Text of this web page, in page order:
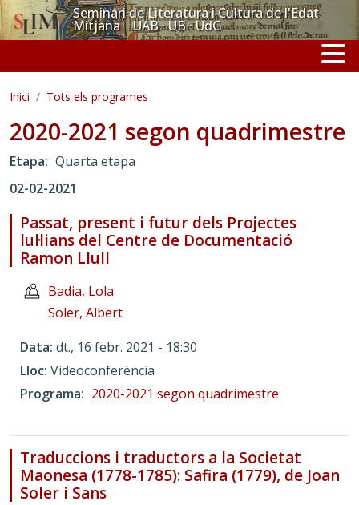
Vés al contingutSeminari de Literatura i Cultura de l'Edat
Mitjana UAB · UB · UdG
Inici Tots els programes
2020-2021 segon quadrimestre
Etapa
Quarta etapa
02-02-2021
Passat, present i futur dels Projectes
lul·lians del Centre de Documentació
Ramon Llull
Badia, Lola
Soler, Albert
Data dt., 16 febr. 2021 - 18:30
Lloc Videoconferència
Programa
2020-2021 segon quadrimestre
Traduccions i traductors a la Societat
Maonesa (1778-1785): Safira (1779), de Joan
Soler i Sans